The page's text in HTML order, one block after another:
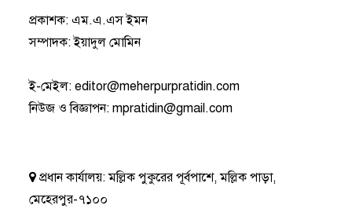
প্রকাশক: এম.এ.এস ইমন
সম্পাদক: ইয়াদুল মোমিন
ই-মেইল:editor@meherpurpratidin.com
নিউজ ও বিজ্ঞাপন:mpratidin@gmail.com
প্রধান কার্যালয়:মল্লিক পুকুরের পূর্বপাশে, মল্লিক পাড়া,
মেহেরপুর-৭১০০